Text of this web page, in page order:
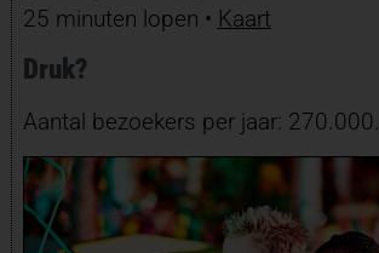
25 minuten lopen • Kaart
Druk?
Aantal bezoekers per jaar: 270.000.